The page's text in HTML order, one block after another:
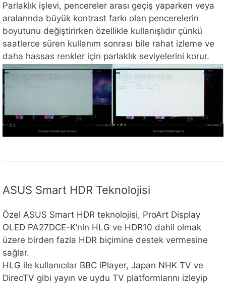
Parlaklık işlevi, pencereler arası geçiş yaparken veya
aralarında büyük kontrast farkı olan pencerelerin
boyutunu değiştirirken özellikle kullanışlıdır çünkü
saatlerce süren kullanım sonrası bile rahat izleme ve
daha hassas renkler için parlaklık seviyelerini korur.
ASUS Smart HDR Teknolojisi
Özel ASUS Smart HDR teknolojisi, ProArt Display
OLED PA27DCE-K’nin HLG ve HDR10 dahil olmak
üzere birden fazla HDR biçimine destek vermesine
sağlar.
HLG ile kullanıcılar BBC iPlayer, Japan NHK TV ve
DirecTV gibi yayın ve uydu TV platformlarını izleyip